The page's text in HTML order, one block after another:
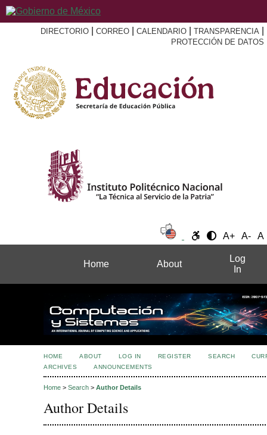
DIRECTORIO CORREO CALENDARIO TRANSPARENCIA
PROTECCIÓN DE DATOS
A+ A- A
Home About
Log
In
HOME ABOUT LOG IN REGISTER SEARCH
ARCHIVES
ANNOUNCEMENTS
Home > Search > Author Details
Author Details